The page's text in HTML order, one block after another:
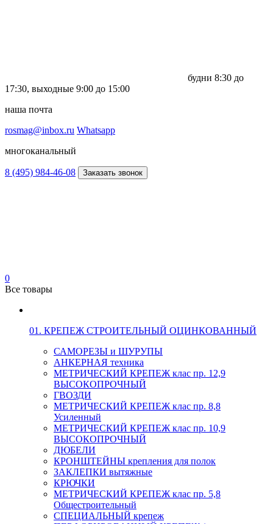
будни 8:30 до
17:30, выходные 9:00 до 15:00
наша почта
rosmag@inbox.ru Whatsapp
многоканальный
8 (495) 984-46-08 Заказать звонок
0
Все товары
01. КРЕПЕЖ СТРОИТЕЛЬНЫЙ ОЦИНКОВАННЫЙ
САМОРЕЗЫ и ШУРУПЫ
АНКЕРНАЯ техника
МЕТРИЧЕСКИЙ КРЕПЕЖ клас пр. 12,9
ВЫСОКОПРОЧНЫЙ
ГВОЗДИ
МЕТРИЧЕСКИЙ КРЕПЕЖ клас пр. 8,8
Усиленный
МЕТРИЧЕСКИЙ КРЕПЕЖ клас пр. 10,9
ВЫСОКОПРОЧНЫЙ
ДЮБЕЛИ
КРОНШТЕЙНЫ крепления для полок
ЗАКЛЕПКИ вытяжные
КРЮЧКИ
МЕТРИЧЕСКИЙ КРЕПЕЖ клас пр. 5,8
Общестроительный
СПЕЦИАЛЬНЫЙ крепеж